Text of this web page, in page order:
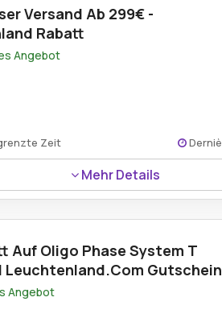
Versand Ab 299€ -
Rabatt
Angebot
Zeit
Mehr Details
Bestellungen über 299€ mit dem
Lieferung hochwertiger
Auf Oligo Phase System T
Leuchtenland.Com Gutschein
Angebot